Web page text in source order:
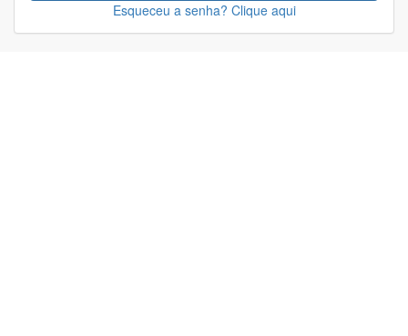
Esqueceu a senha? Clique aqui